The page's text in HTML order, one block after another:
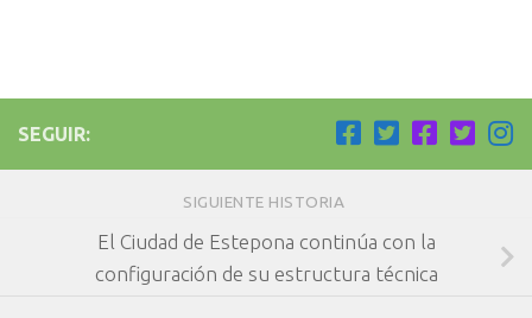
SEGUIR:
SIGUIENTE HISTORIA
El Ciudad de Estepona continúa con la
configuración de su estructura técnica